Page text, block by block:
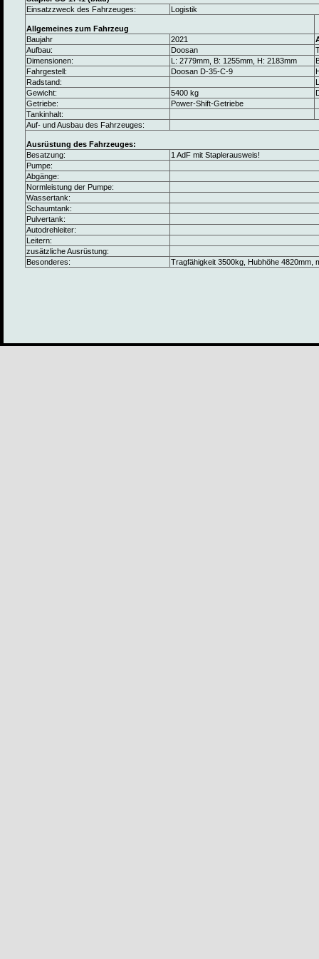
Einsatzzweck des Fahrzeuges:
Logistik
Allgemeines zum Fahrzeug
Baujahr
2021
Aufbau:
Doosan
Dimensionen:
L: 2779mm, B: 1255mm, H: 2183mm
Fahrgestell:
Doosan D-35-C-9
Radstand:
Gewicht:
5400 kg
Getriebe:
Power-Shift-Getriebe
Tankinhalt:
Auf- und Ausbau des Fahrzeuges:
Ausrüstung des Fahrzeuges:
Besatzung:
1 AdF mit Staplerausweis!
Pumpe:
Abgänge:
Normleistung der Pumpe:
Wassertank:
Schaumtank:
Pulvertank:
Autodrehleiter:
Leitern:
zusätzliche Ausrüstung:
Besonderes:
Tragfähigkeit 3500kg, Hubhöhe 4820mm,